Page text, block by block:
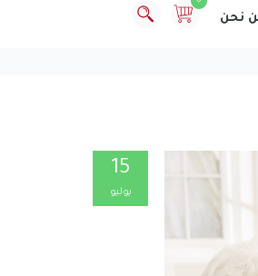
نحن
15
يوليو